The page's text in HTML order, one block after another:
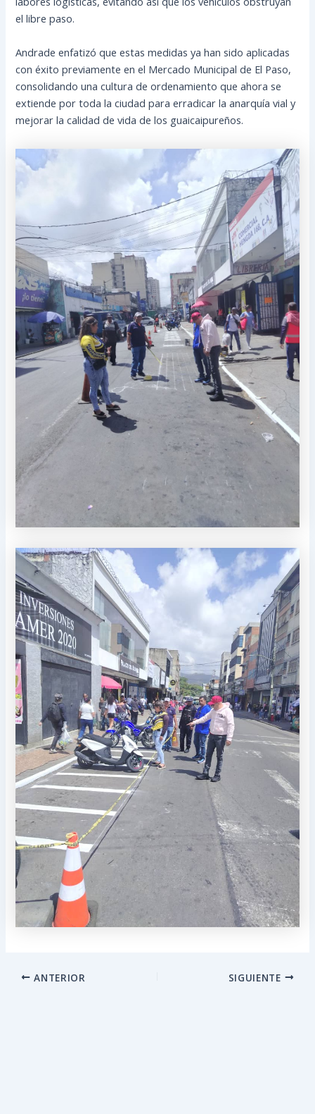
el libre paso.
Andrade enfatizó que estas medidas ya han sido aplicadas
con éxito previamente en el Mercado Municipal de El Paso,
consolidando una cultura de ordenamiento que ahora se
extiende por toda la ciudad para erradicar la anarquía vial y
mejorar la calidad de vida de los guaicaipureños.
ANTERIOR SIGUIENTE